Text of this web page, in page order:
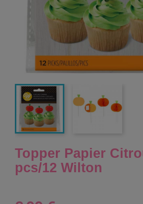
Topper Papier
pcs/12 Wilton